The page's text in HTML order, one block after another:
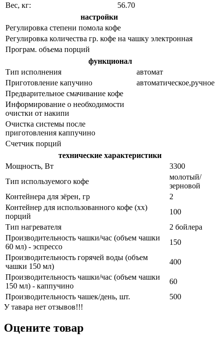
Вес, кг:
56.70
настройки
Регулировка степени помола кофе
Регулировка количества гр. кофе на чашку электронная
Програм. объема порций
функционал
Тип исполнения
автомат
Приготовление капучино
автоматическое,ручное
Предварительное смачивание кофе
Информирование о необходимости
очистки от накипи
Очистка системы после
приготовления каппучино
Счетчик порций
технические характеристики
Мощность, Вт
3300
Тип используемого кофе
молотый/
зерновой
Контейнера для зёрен, гр
2
Контейнер для использованного кофе (хх)
порций
100
Тип нагревателя
2 бойлера
Производительность чашки/час (объем чашки
60 мл) - эспрессо
150
Производительность горячей воды (объем
чашки 150 мл)
400
Производительность чашки/час (объем чашки
150 мл) - каппучино
60
Производительность чашек/день, шт.
500
У тавара нет отзывов!!!
Оцените товар